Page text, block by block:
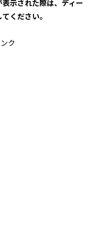
示された際は、ディー
ください。
ク